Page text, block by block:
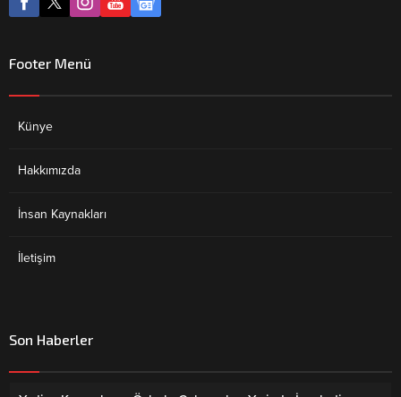
Footer Menü
Künye
Hakkımızda
İnsan Kaynakları
İletişim
Son Haberler